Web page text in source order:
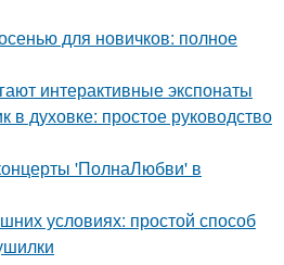
для новичков: полное
интерактивные экспонаты
в духовке: простое руководство
'ПолнаЛюбви' в
условиях: простой способ